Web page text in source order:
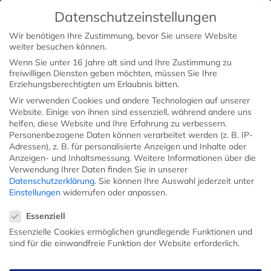
Datenschutzeinstellungen
Wir benötigen Ihre Zustimmung, bevor Sie unsere Website
weiter besuchen können.
Wenn Sie unter 16 Jahre alt sind und Ihre Zustimmung zu
freiwilligen Diensten geben möchten, müssen Sie Ihre
Erziehungsberechtigten um Erlaubnis bitten.
Wir verwenden Cookies und andere Technologien auf unserer
Website. Einige von ihnen sind essenziell, während andere uns
helfen, diese Website und Ihre Erfahrung zu verbessern.
Personenbezogene Daten können verarbeitet werden (z. B. IP-
Adressen), z. B. für personalisierte Anzeigen und Inhalte oder
Anzeigen- und Inhaltsmessung. Weitere Informationen über die
Verwendung Ihrer Daten finden Sie in unserer
Datenschutzerklärung. Sie können Ihre Auswahl jederzeit unter
Einstellungen widerrufen oder anpassen.
Essenziell
Essenzielle Cookies ermöglichen grundlegende Funktionen und
sind für die einwandfreie Funktion der Website erforderlich.